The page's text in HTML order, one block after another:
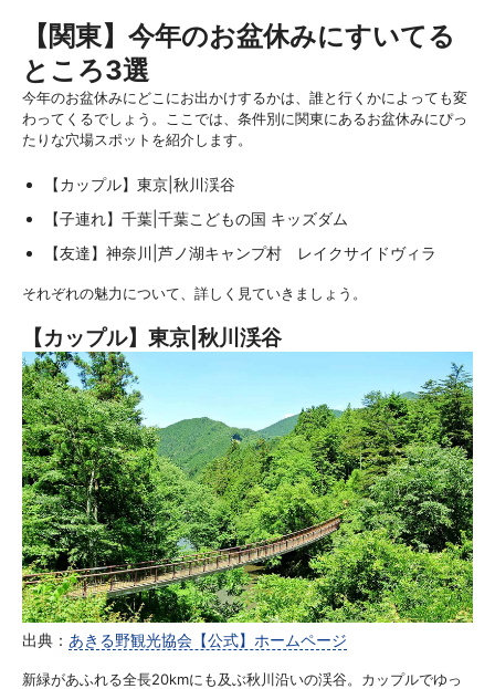
【関東】今年のお盆休みにすいてる
ところ3選
今年のお盆休みにどこにお出かけするかは、誰と行くかによっても変
わってくるでしょう。ここでは、条件別に関東にあるお盆休みにぴっ
たりな穴場スポットを紹介します。
【カップル】東京|秋川渓谷
【子連れ】千葉|千葉こどもの国 キッズダム
【友達】神奈川|芦ノ湖キャンプ村 レイクサイドヴィラ
それぞれの魅力について、詳しく見ていきましょう。
【カップル】東京|秋川渓谷
出典： あきる野観光協会【公式】ホームページ
新緑があふれる全長20kmにも及ぶ秋川沿いの渓谷。カップルでゆっ